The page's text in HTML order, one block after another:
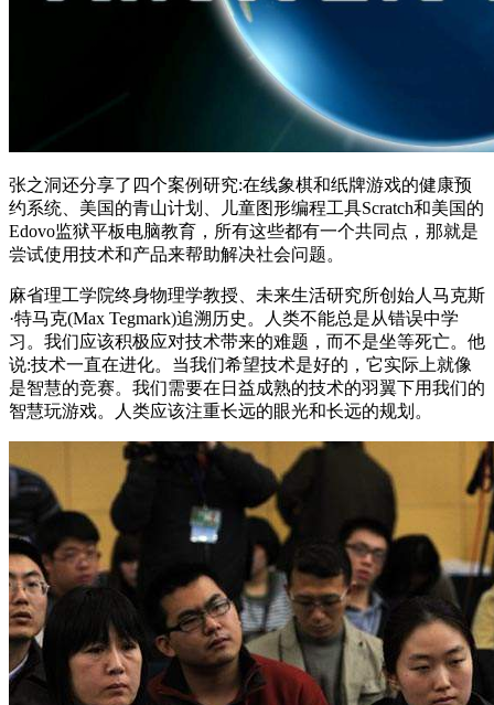
张之洞还分享了四个案例研究:在线象棋和纸牌游戏的健康预
约系统、美国的青山计划、儿童图形编程工具Scratch和美国的
Edovo监狱平板电脑教育，所有这些都有一个共同点，那就是
尝试使用技术和产品来帮助解决社会问题。
麻省理工学院终身物理学教授、未来生活研究所创始人马克斯
·特马克(Max Tegmark)追溯历史。人类不能总是从错误中学
习。我们应该积极应对技术带来的难题，而不是坐等死亡。他
说:技术一直在进化。当我们希望技术是好的，它实际上就像
是智慧的竞赛。我们需要在日益成熟的技术的羽翼下用我们的
智慧玩游戏。人类应该注重长远的眼光和长远的规划。